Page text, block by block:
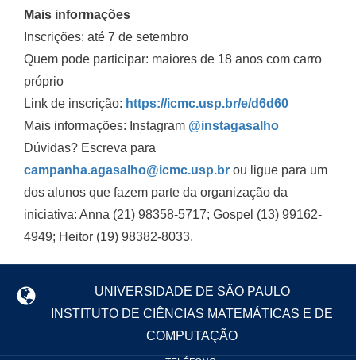
Mais informações
Inscrições: até 7 de setembro
Quem pode participar: maiores de 18 anos com carro
próprio
Link de inscrição: https://icmc.usp.br/e/d6d60
Mais informações: Instagram @instagasalho
Dúvidas? Escreva para
campanha.agasalho@icmc.usp.br ou ligue para um
dos alunos que fazem parte da organização da
iniciativa: Anna (21) 98358-5717; Gospel (13) 99162-
4949; Heitor (19) 98382-8033.
UNIVERSIDADE DE SÃO PAULO
INSTITUTO DE CIÊNCIAS MATEMÁTICAS E DE
COMPUTAÇÃO